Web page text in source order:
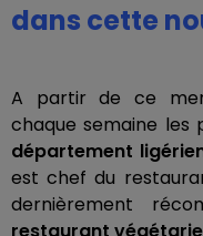
dans cette
A partir de ce
chaque semaine les
département
est chef du
dernièrement
restaurant